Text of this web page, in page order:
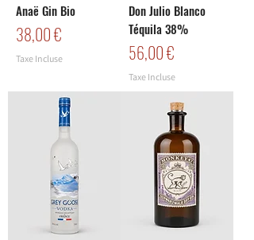
Anaë Gin Bio
Prix
38,00 €
Taxe Incluse
Don Julio Blanco
Téquila 38%
Prix
56,00 €
Taxe Incluse